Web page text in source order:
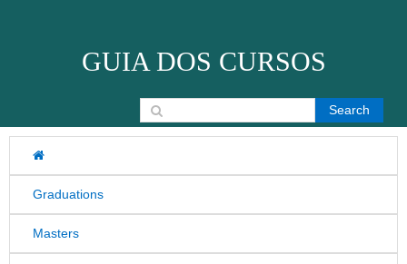
GUIA DOS CURSOS
Graduations
Masters
Search for: